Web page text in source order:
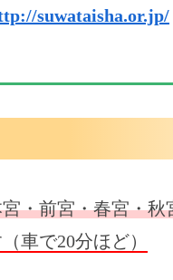
suwataisha.or.jp/
・前宮・春宮・
車で20分ほど）